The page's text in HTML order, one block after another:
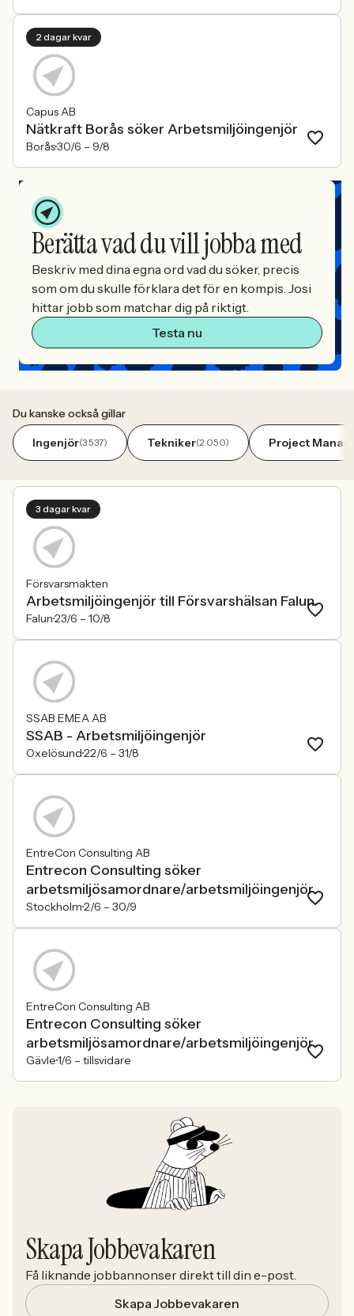
2 dagar kvar
Capus AB
Nätkraft Borås söker Arbetsmiljöingenjör
Borås30/6 – 9/8
Berätta vad du vill jobba med
Beskriv med dina egna ord vad du söker, precis
som om du skulle förklara det för en kompis. Josi
hittar jobb som matchar dig på riktigt.
Testa nu
Du kanske också gillar
Ingenjör(3 537) Tekniker(2 050) Project
3 dagar kvar
Försvarsmakten
Arbetsmiljöingenjör till Försvarshälsan Falun
Falun23/6 – 10/8
SSAB EMEA AB
SSAB - Arbetsmiljöingenjör
Oxelösund22/6 – 31/8
EntreCon Consulting AB
Entrecon Consulting söker
arbetsmiljösamordnare/arbetsmiljöingenjör
Stockholm2/6 – 30/9
EntreCon Consulting AB
Entrecon Consulting söker
arbetsmiljösamordnare/arbetsmiljöingenjör
Gävle1/6 – tillsvidare
Skapa Jobbevakaren
Få liknande jobbannonser direkt till din e-post.
Skapa Jobbevakaren